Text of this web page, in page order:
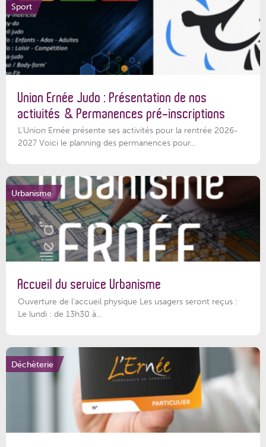
Sport
Union Ernée Judo : Présentation de nos
activités & Permanences pré-inscriptions
L'Union Ernée présente ses activités pour la rentrée 2026-
2027 Voici le planning des permanences pour...
Urbanisme
Accueil du service Urbanisme
Ouverture de l'accueil physique Les usagers seront reçus :
Le lundi : de 13h30 à...
Déchèterie